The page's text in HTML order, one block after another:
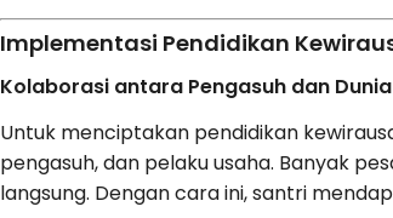
Implementasi Pendidikan
Kolaborasi antara Pengasuh dan
Untuk menciptakan pendidikan
pengasuh, dan pelaku usaha. Banyak
langsung. Dengan cara ini, santri